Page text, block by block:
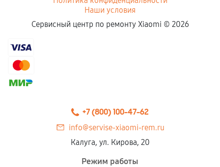
Наши условия
Сервисный центр по ремонту Xiaomi © 2026
+7 (800) 100-47-62
info@servise-xiaomi-rem.ru
Калуга, ул. Кирова, 20
Режим работы